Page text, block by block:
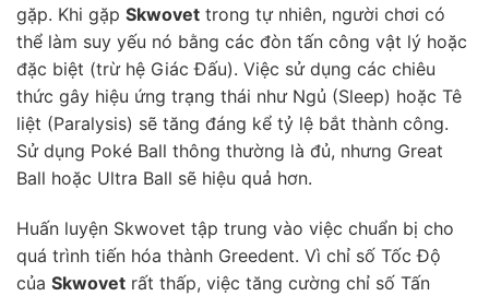
gặp. Khi gặp Skwovet trong tự nhiên, người chơi có
thể làm suy yếu nó bằng các đòn tấn công vật lý hoặc
đặc biệt (trừ hệ Giác Đấu). Việc sử dụng các chiêu
thức gây hiệu ứng trạng thái như Ngủ (Sleep) hoặc Tê
liệt (Paralysis) sẽ tăng đáng kể tỷ lệ bắt thành công.
Sử dụng Poké Ball thông thường là đủ, nhưng Great
Ball hoặc Ultra Ball sẽ hiệu quả hơn.
Huấn luyện Skwovet tập trung vào việc chuẩn bị cho
quá trình tiến hóa thành Greedent. Vì chỉ số Tốc Độ
của Skwovet rất thấp, việc tăng cường chỉ số Tấn